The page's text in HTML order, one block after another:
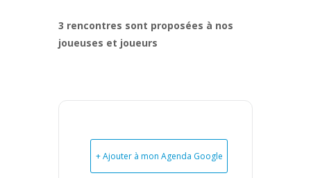
3 rencontres sont proposées à nos
joueuses et joueurs
+ Ajouter à mon Agenda Google